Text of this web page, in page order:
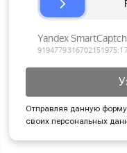
Отправляя данную
своих персональных